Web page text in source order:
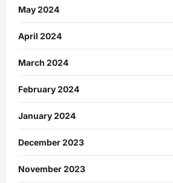
May 2024
April 2024
March 2024
February 2024
January 2024
December 2023
November 2023